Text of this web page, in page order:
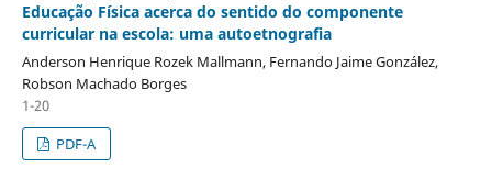
Educação Física acerca do sentido do componente
curricular na escola: uma autoetnografia
Anderson Henrique Rozek Mallmann, Fernando Jaime González,
Robson Machado Borges
1-20
PDF-A